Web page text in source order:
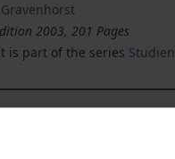
2003, 201 Pages
is part of the series